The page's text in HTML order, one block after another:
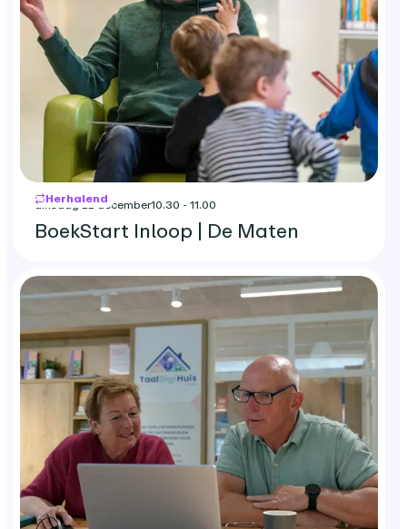
Herhalend
dinsdag 22 december10.30 - 11.00
BoekStart Inloop | De Maten